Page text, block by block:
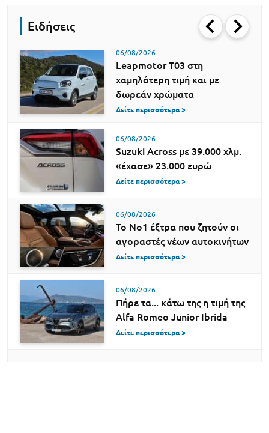
Ειδήσεις
06/08/2026
Leapmotor T03 στη
χαμηλότερη τιμή και με
δωρεάν χρώματα
Δείτε περισσότερα >
06/08/2026
Suzuki Across με 39.000 χλμ.
«έχασε» 23.000 ευρώ
Δείτε περισσότερα >
06/08/2026
Το Νο1 έξτρα που ζητούν οι
αγοραστές νέων αυτοκινήτων
Δείτε περισσότερα >
06/08/2026
Πήρε τα... κάτω της η τιμή της
Alfa Romeo Junior Ibrida
Δείτε περισσότερα >